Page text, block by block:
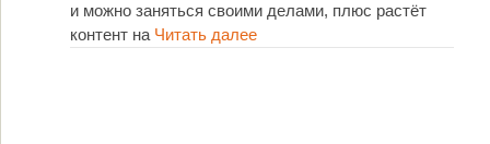
и можно заняться своими делами, плюс растёт
контент на Читать далее